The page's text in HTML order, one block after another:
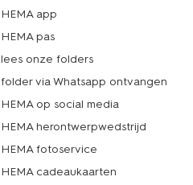
HEMA app
HEMA pas
lees onze folders
folder via Whatsapp ontvangen
HEMA op social media
HEMA herontwerpwedstrijd
HEMA fotoservice
HEMA cadeaukaarten